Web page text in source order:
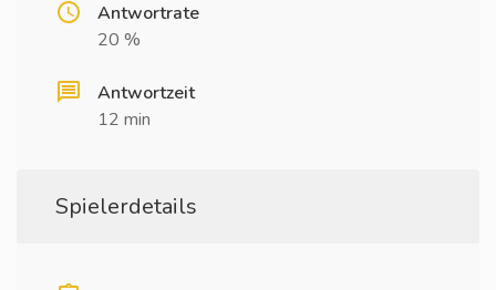
Antwortrate
20 %
Antwortzeit
12 min
Spielerdetails